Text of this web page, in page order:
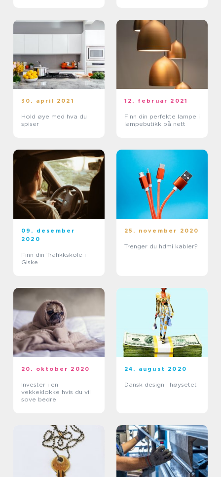
30. april 2021
Hold øye med hva du
spiser
12. februar 2021
Finn din perfekte lampe i
lampebutikk på nett
09. desember
2020
Finn din Trafikkskole i
Giske
25. november 2020
Trenger du hdmi kabler?
20. oktober 2020
Invester i en
vekkeklokke hvis du vil
sove bedre
24. august 2020
Dansk design i høysetet